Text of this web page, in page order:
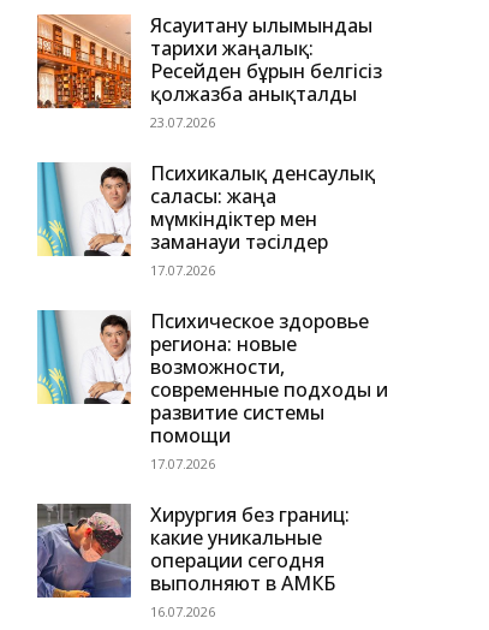
Ясауитану ғылымындағы
тарихи жаңалық:
Ресейден бұрын белгісіз
қолжазба анықталды
23.07.2026
Психикалық денсаулық
саласы: жаңа
мүмкіндіктер мен
заманауи тәсілдер
17.07.2026
Психическое здоровье
региона: новые
возможности,
современные подходы и
развитие системы
помощи
17.07.2026
Хирургия без границ:
какие уникальные
операции сегодня
выполняют в АМКБ
16.07.2026